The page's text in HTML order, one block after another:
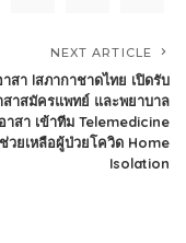
NEXT ARTICLE
สา lสภากาชาดไทย เปิดรับ
าสมัครแพทย์ และพยาบาล
าสา เข้าทีม Telemedicine
ช่วยเหลือผู้ป่วยโควิด Home
Isolation